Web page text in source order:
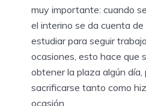
muy importante: cuando
el interino se da cuenta
estudiar para seguir
ocasiones, esto hace que
obtener la plaza algún día,
sacrificarse tanto como
ocasión.